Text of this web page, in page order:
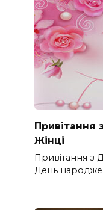
Жінці
Привітання з
День